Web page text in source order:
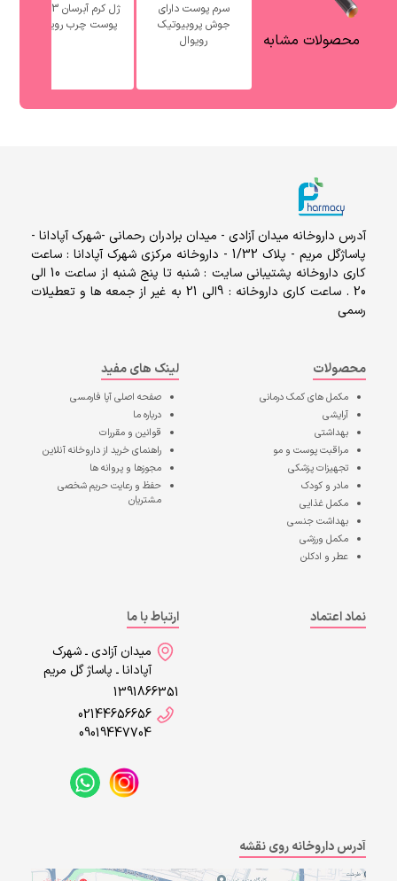
محصولات مشابه
سرم پوست دارای
جوش پروبیوتیک
رویوال
پوست چرب رویوال
آدرس داروخانه میدان آزادی - میدان برادران رحمانی -شهرک آپادانا -
پاساژگل مریم - پلاک 1/32 - داروخانه مرکزی شهرک آپادانا : ساعت
کاری داروخانه پشتیبانی سایت : شنبه تا پنج شنبه از ساعت 10 الی
20 . ساعت کاری داروخانه : 9الی 21 به غیر از جمعه ها و تعطیلات
رسمی
محصولات
مکمل های کمک درمانی
آرایشی
بهداشتی
مراقبت پوست و مو
تجهیزات پزشکی
مادر و کودک
مکمل غذایی
بهداشت جنسی
مکمل ورزشی
عطر و ادکلن
لینک های مفید
صفحه اصلیآپا فارمسی
درباره ما
قوانین و مقررات
راهنمای خرید از داروخانه آنلاین
مجوزها و پروانه ها
حفظ و رعایت حریم شخصی
مشتریان
نماد اعتماد
ارتباط با ما
میدان آزادی ـ شهرک
آپادانا ـ پاساژ گل مریم
1391866351
02144656656
09019447704
آدرس داروخانه روی نقشه